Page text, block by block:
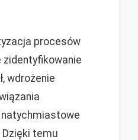
procesów
zidentyfikowanie
wdrożenie
temu